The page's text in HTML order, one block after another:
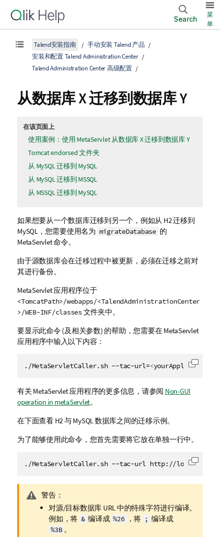
Search
菜
单
Talend安装指南
手动安装 Talend 产品
安装和配置 Talend Administration Center
Talend Administration Center 高级配置
从数据库 X 迁移到数据库 Y
在该页面上
使用案例：使用 MetaServlet 从数据库 X 迁移到数据库 Y
Tomcat endorsed 文件夹
从 MySQL 迁移到 MySQL
从 MySQL 迁移到 MSSQL
从 MSSQL 迁移到 MySQL
如果想要从一个数据库迁移到另一个，例如从 H2 迁移到
MySQL，您需要使用名为 migrateDatabase 的
MetaServlet 命令。
由于源数据库会在迁移过程中被更新，必须在迁移之前对
其进行备份。
MetaServlet 应用程序位于
<TomcatPath>/webapps/<TalendAdministrationCenter
>/WEB-INF/classes文件夹中。
要显示此命令 (及相关参数) 的帮助，您需要在 MetaServlet
应用程序中输入以下内容：
./MetaServletCaller.sh --tac-url=< 复制代
有关 MetaServlet 应用程序的更多信息，请参阅 Non-GUI
operation in metaServlet。
在下面查看 H2 与 MySQL 数据库之间的迁移示例。
为了能够使用此命令，您首先需要将它放在单独一行中。
./MetaServletCaller.sh --tac-url http:// 复制代
信
息
警告：
对源/目标数据库 URL 中的特殊字符进行编译。
例如，将 & 编译成 %26 ，将 ; 编译成
%3B 。